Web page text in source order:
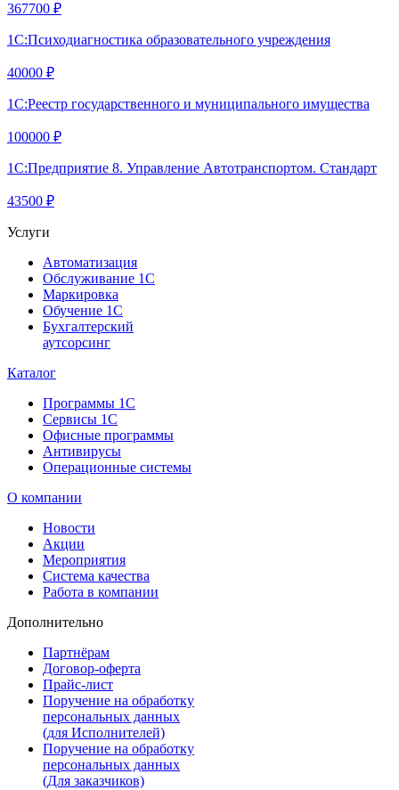
367700 ₽
1С:Психодиагностика образовательного учреждения
40000 ₽
1С:Реестр государственного и муниципального имущества
100000 ₽
1С:Предприятие 8. Управление Автотранспортом. Стандарт
43500 ₽
Услуги
Автоматизация
Обслуживание 1С
Маркировка
Обучение 1С
Бухгалтерский
аутсорсинг
Каталог
Программы 1С
Сервисы 1С
Офисные программы
Антивирусы
Операционные системы
О компании
Новости
Акции
Мероприятия
Система качества
Работа в компании
Дополнительно
Партнёрам
Договор-оферта
Прайс-лист
Поручение на обработку
персональных данных
(для Исполнителей)
Поручение на обработку
персональных данных
(Для заказчиков)